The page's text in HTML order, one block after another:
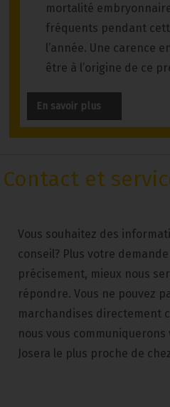
mortalité
fréquents pendant
l’année. Une carence
être à l’origine de ce
En savoir plus
Contact et
Vous souhaitez des
conseil? Plus votre
précisement, mieux nous
répondre. Vous ne pouvez
marchandises directement
nous vous
Josera le plus proche de